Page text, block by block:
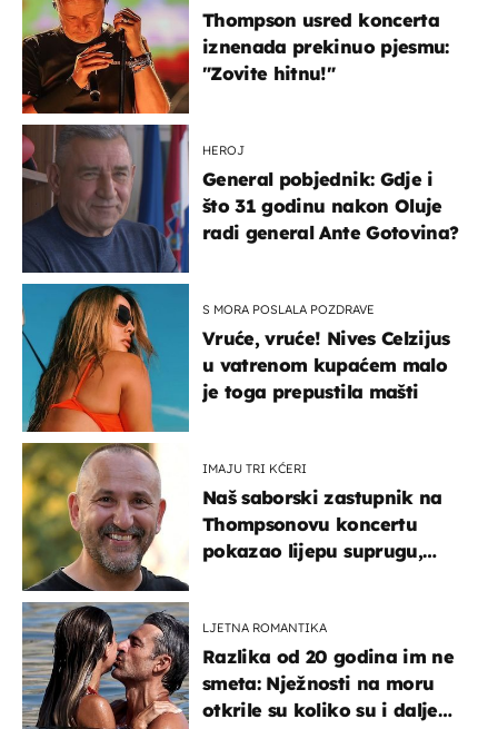
Thompson usred koncerta
iznenada prekinuo pjesmu:
"Zovite hitnu!"
HEROJ
General pobjednik: Gdje i
što 31 godinu nakon Oluje
radi general Ante Gotovina?
S MORA POSLALA POZDRAVE
Vruće, vruće! Nives Celzijus
u vatrenom kupaćem malo
je toga prepustila mašti
IMAJU TRI KĆERI
Naš saborski zastupnik na
Thompsonovu koncertu
pokazao lijepu suprugu,
LJETNA ROMANTIKA
Razlika od 20 godina im ne
smeta: Nježnosti na moru
otkrile su koliko su i dalje